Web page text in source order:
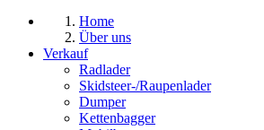
Home
Über uns
Verkauf
Radlader
Skidsteer-/Raupenlader
Dumper
Kettenbagger